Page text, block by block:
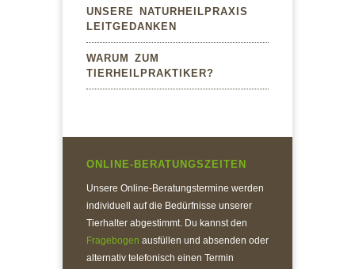
UNSERE NATURHEILPRAXIS
LEITGEDANKEN
WARUM ZUM
TIERHEILPRAKTIKER?
ONLINE-BERATUNGSZEITEN
Unsere Online-Beratungstermine werden
individuell auf die Bedürfnisse unserer
Tierhalter abgestimmt. Du kannst den
Fragebogen ausfüllen und absenden oder
alternativ telefonisch einen Termin